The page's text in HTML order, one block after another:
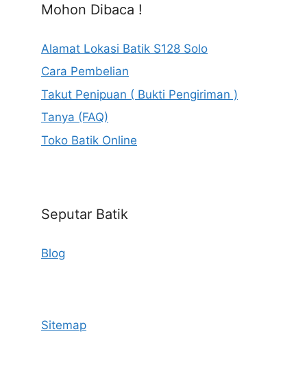
Mohon Dibaca !
Alamat Lokasi Batik S128 Solo
Cara Pembelian
Takut Penipuan ( Bukti Pengiriman )
Tanya (FAQ)
Toko Batik Online
Seputar Batik
Blog
Sitemap